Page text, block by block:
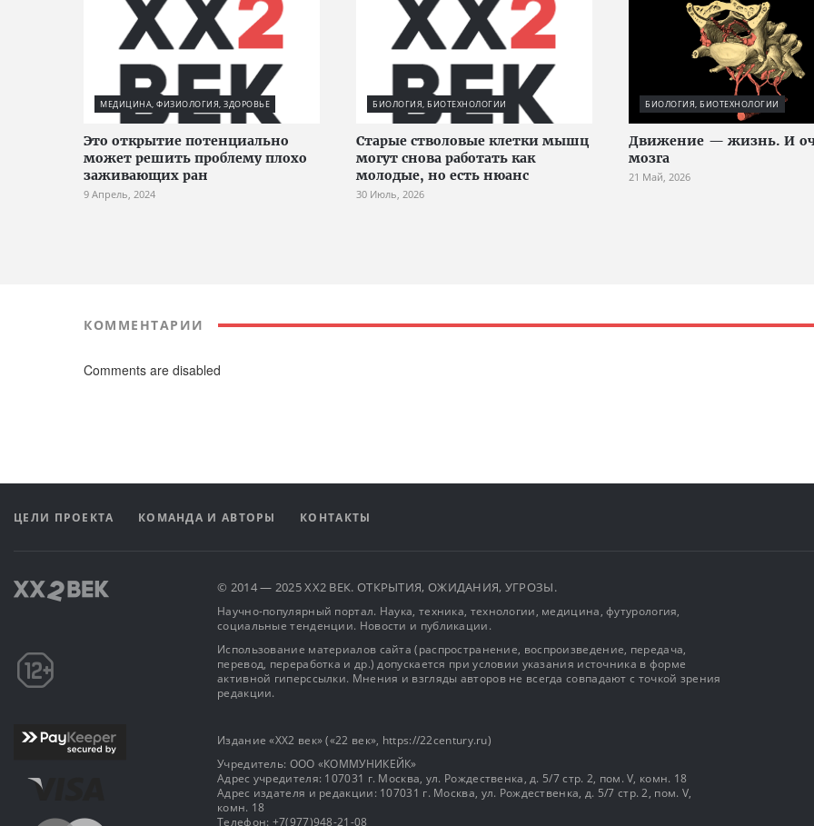
МЕДИЦИНА, ФИЗИОЛОГИЯ, ЗДОРОВЬЕ
Это открытие потенциально
может решить проблему плохо
заживающих ран
9 Апрель, 2024
БИОЛОГИЯ, БИОТЕХНОЛОГИИ
Старые стволовые клетки мышц
могут снова работать как
молодые, но есть нюанс
30 Июль, 2026
БИОЛОГИЯ, БИОТЕХНОЛОГИИ
Движение — жизнь. И
мозга
21 Май, 2026
КОММЕНТАРИИ
Comments are disabled
ЦЕЛИ ПРОЕКТА КОМАНДА И АВТОРЫ КОНТАКТЫ
© 2014 — 2025 XX2 ВЕК. ОТКРЫТИЯ, ОЖИДАНИЯ, УГРОЗЫ.
Научно-популярный портал. Наука, техника, технологии, медицина, футурология,
социальные тенденции. Новости и публикации.
Использование материалов сайта (распространение, воспроизведение, передача,
перевод, переработка и др.) допускается при условии указания источника в форме
активной гиперссылки. Мнения и взгляды авторов не всегда совпадают с точкой зрения
редакции.
Издание «XX2 век» («22 век», https://22century.ru)
Учредитель: OOO «КОММУНИКЕЙК»
Адрес учредителя: 107031 г. Москва, ул. Рождественка, д. 5/7 стр. 2, пом. V, комн. 18
Адрес издателя и редакции: 107031 г. Москва, ул. Рождественка, д. 5/7 стр. 2, пом. V,
комн. 18
Телефон: +7(977)948-21-08